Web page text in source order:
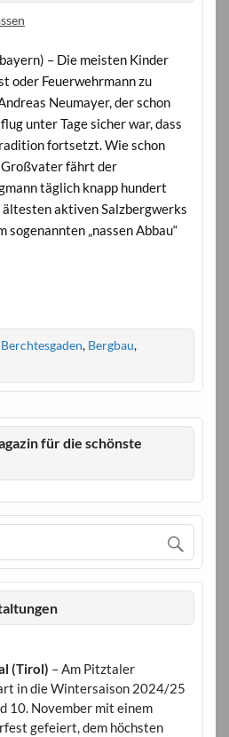
– Die meisten Kinder
oder Feuerwehrmann zu
Neumayer, der schon
unter Tage sicher war, dass
fortsetzt. Wie schon
fährt der
täglich knapp hundert
aktiven Salzbergwerks
sogenannten „nassen Abbau“
Berchtesgaden, Bergbau,
für die schönste
(Tirol) – Am Pitztaler
in die Wintersaison 2024/25
10. November mit einem
gefeiert, dem höchsten